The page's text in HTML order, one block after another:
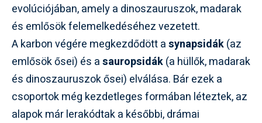
evolúciójában, amely a dinoszauruszok, madarak
és emlősök felemelkedéséhez vezetett.
A karbon végére megkezdődött asynapsidák(az
emlősök ősei) és asauropsidák(a hüllők, madarak
és dinoszauruszok ősei) elválása. Bár ezek a
csoportok még kezdetleges formában léteztek, az
alapok már lerakódtak a későbbi, drámai